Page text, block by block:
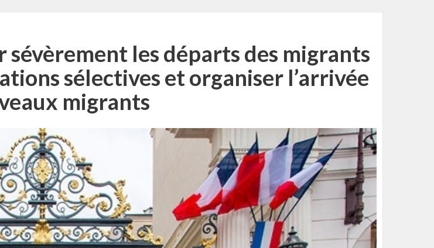
sévèrement les départs des migrants
sélectives et organiser l’arrivée
migrants